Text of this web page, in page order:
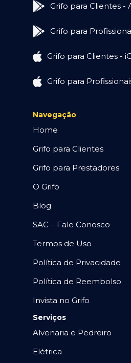
Grifo para Clientes -
Grifo para
Grifo para Clientes -
Grifo para
Navegação
Home
Grifo para Clientes
Grifo para Prestadores
O Grifo
Blog
SAC – Fale Conosco
Termos de Uso
Política de Privacidade
Política de Reembolso
Invista no Grifo
Serviços
Alvenaria e Pedreiro
Elétrica